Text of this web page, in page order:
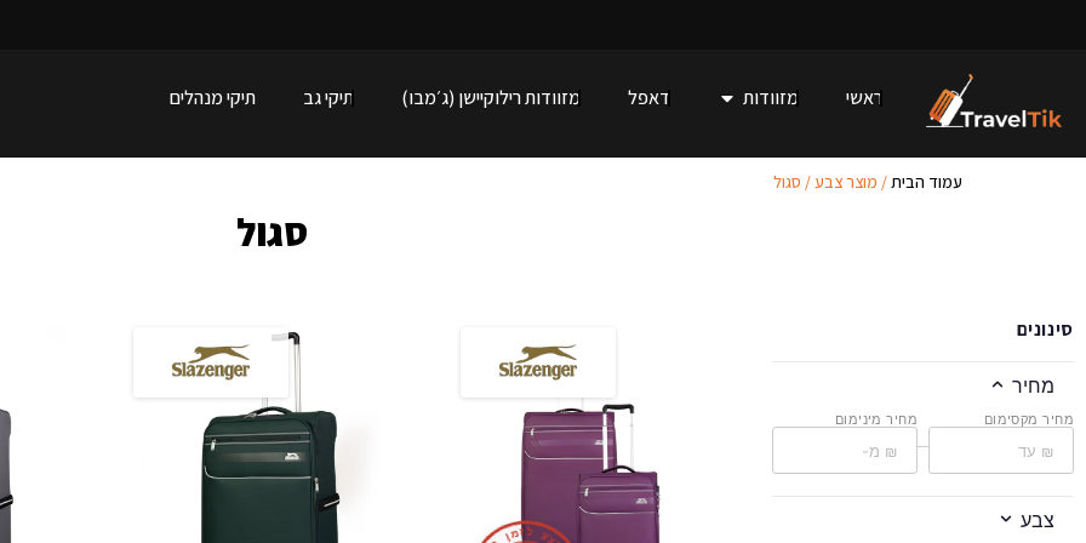
ראשי מזוודות דאפל מזוודות רילוקיישן (ג׳מבו) תיקי גב תיקי מנהלים
עמוד הבית/ מוצר צבע / סגול
סגול
סינונים
מחיר
מחיר מינימום
–
מחיר מקסימום
צבע
ע ל זמן